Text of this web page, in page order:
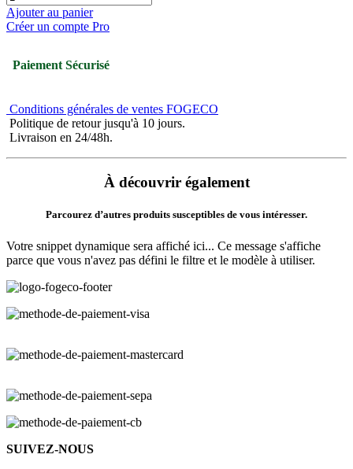
Ajouter au panier
Créer un compte Pro
Paiement Sécurisé
Conditions générales de ventes FOGECO
Politique de retour jusqu'à 10 jours.
Livraison en 24/48h.
À découvrir également
Parcourez d’autres produits susceptibles de vous intéresser.
Votre snippet dynamique sera affiché ici... Ce message s'affiche
parce que vous n'avez pas défini le filtre et le modèle à utiliser.
SUIVEZ-NOUS